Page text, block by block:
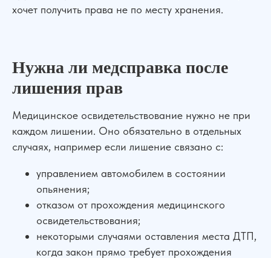
хочет получить права не по месту хранения.
Нужна ли медсправка после
лишения прав
Медицинское освидетельствование нужно не при
каждом лишении. Оно обязательно в отдельных
случаях, например если лишение связано с:
управлением автомобилем в состоянии
опьянения;
отказом от прохождения медицинского
освидетельствования;
некоторыми случаями оставления места ДТП,
когда закон прямо требует прохождения